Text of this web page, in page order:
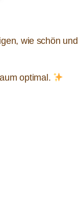
wie schön und
optimal.